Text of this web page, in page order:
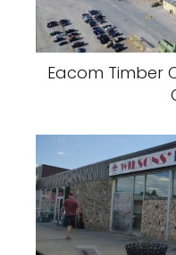
Eacom Timber